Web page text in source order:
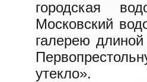
городская
Московский
галерею
утекло».